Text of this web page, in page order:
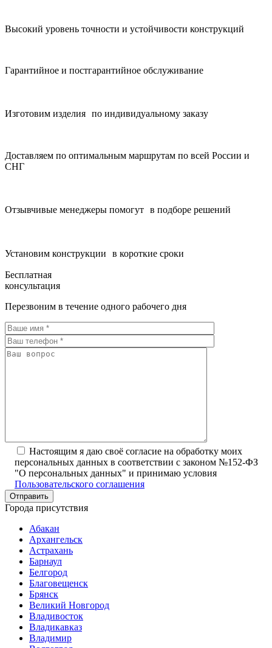
Высокий уровень точности и устойчивости конструкций
Гарантийное и постгарантийное обслуживание
Изготовим изделия по индивидуальному заказу
Доставляем по оптимальным маршрутам по всей России и
СНГ
Отзывчивые менеджеры помогут в подборе решений
Установим конструкции в короткие сроки
Бесплатная
консультация
Перезвоним в течение одного рабочего дня
Настоящим я даю своё согласие на обработку моих
персональных данных в соответствии с законом №152-ФЗ
"О персональных данных" и принимаю условия
Пользовательского соглашения
Города присутствия
Абакан
Архангельск
Астрахань
Барнаул
Белгород
Благовещенск
Брянск
Великий Новгород
Владивосток
Владикавказ
Владимир